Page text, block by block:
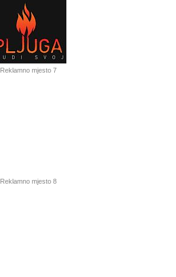
Reklamno mjesto 7
Reklamno mjesto 8